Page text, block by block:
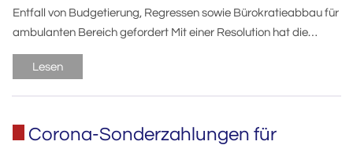
Entfall von Budgetierung, Regressen sowie Bürokratieabbau für
ambulanten Bereich gefordert Mit einer Resolution hat die…
Lesen
Corona-Sonderzahlungen für